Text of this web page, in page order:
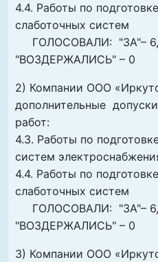
4.4. Работы по
слаботочных систем
ГОЛОСОВАЛИ: "ЗА"–
"ВОЗДЕРЖАЛИСЬ" – 0
2) Компании ООО
дополнительные
работ:
4.3. Работы по
систем
4.4. Работы по
слаботочных систем
ГОЛОСОВАЛИ: "ЗА"–
"ВОЗДЕРЖАЛИСЬ" – 0
3) Компании ООО